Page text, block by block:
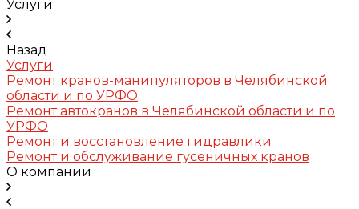
Услуги
Назад
Услуги
Ремонт кранов-манипуляторов в Челябинской
области и по УРФО
Ремонт автокранов в Челябинской области и по
УРФО
Ремонт и восстановление гидравлики
Ремонт и обслуживание гусеничных кранов
О компании